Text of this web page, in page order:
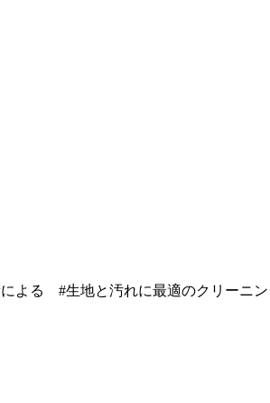
による #生地と汚れに最適のクリ